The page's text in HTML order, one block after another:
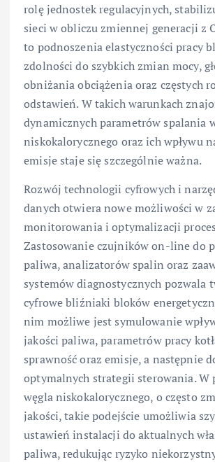
rolę jednostek regulacyjnych,
sieci w obliczu zmiennej generacji z
to podnoszenia elastyczności pracy
zdolności do szybkich zmian mocy,
obniżania obciążenia oraz częstych
odstawień. W takich warunkach
dynamicznych parametrów spalania
niskokalorycznego oraz ich wpływu
emisje staje się szczególnie ważna.
Rozwój technologii cyfrowych i
danych otwiera nowe możliwości w
monitorowania i optymalizacji
Zastosowanie czujników on-line do
paliwa, analizatorów spalin oraz
systemów diagnostycznych pozwala
cyfrowe bliźniaki bloków
nim możliwe jest symulowanie
jakości paliwa, parametrów pracy
sprawność oraz emisje, a następnie
optymalnych strategii sterowania. W
węgla niskokalorycznego, o często
jakości, takie podejście umożliwia
ustawień instalacji do aktualnych
paliwa, redukując ryzyko